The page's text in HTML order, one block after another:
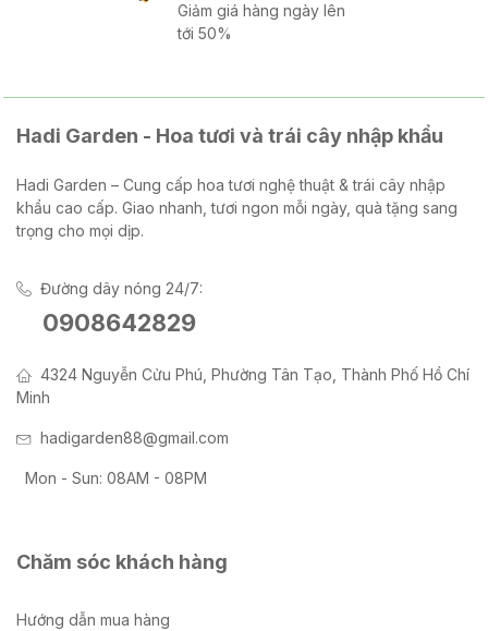
Giảm giá hàng ngày lên
tới 50%
Hadi Garden - Hoa tươi và trái cây nhập khẩu
Hadi Garden – Cung cấp hoa tươi nghệ thuật & trái cây nhập
khẩu cao cấp. Giao nhanh, tươi ngon mỗi ngày, quà tặng sang
trọng cho mọi dịp.
Đường dây nóng 24/7:
0908642829
4324 Nguyễn Cửu Phú, Phường Tân Tạo, Thành Phố Hồ Chí
Minh
hadigarden88@gmail.com
Mon - Sun: 08AM - 08PM
Chăm sóc khách hàng
Hướng dẫn mua hàng